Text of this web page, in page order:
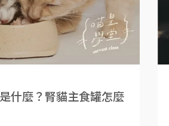
什麼？腎貓主食罐怎麼